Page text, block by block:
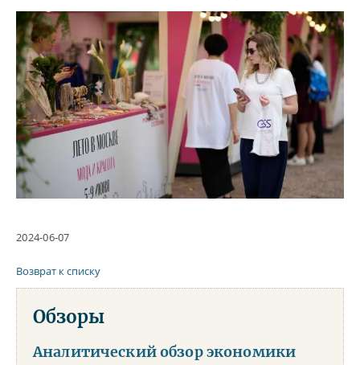
2024-06-07
Возврат к списку
Обзоры
Аналитический обзор экономики